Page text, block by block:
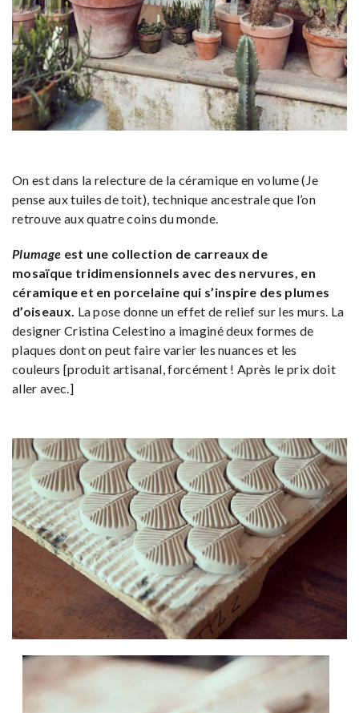
On est dans la relecture de la céramique en volume (Je
pense aux tuiles de toit), technique ancestrale que l’on
retrouve aux quatre coins du monde.
Plumage est une collection de carreaux de
mosaïque tridimensionnels avec des nervures, en
céramique et en porcelaine qui s’inspire des plumes
d’oiseaux. La pose donne un effet de relief sur les murs. La
designer Cristina Celestino a imaginé deux formes de
plaques dont on peut faire varier les nuances et les
couleurs [produit artisanal, forcément ! Après le prix doit
aller avec.]